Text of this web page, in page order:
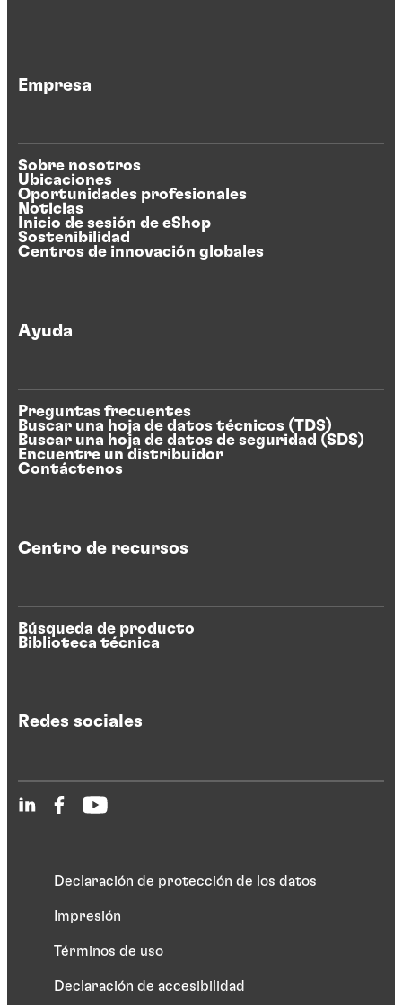
Empresa
Sobre nosotros
Ubicaciones
Oportunidades profesionales
Noticias
Inicio de sesión de eShop
Sostenibilidad
Centros de innovación globales
Ayuda
Preguntas frecuentes
Buscar una hoja de datos técnicos (TDS)
Buscar una hoja de datos de seguridad (SDS)
Encuentre un distribuidor
Contáctenos
Centro de recursos
Búsqueda de producto
Biblioteca técnica
Redes sociales
Declaración de protección de los datos
Impresión
Términos de uso
Declaración de accesibilidad